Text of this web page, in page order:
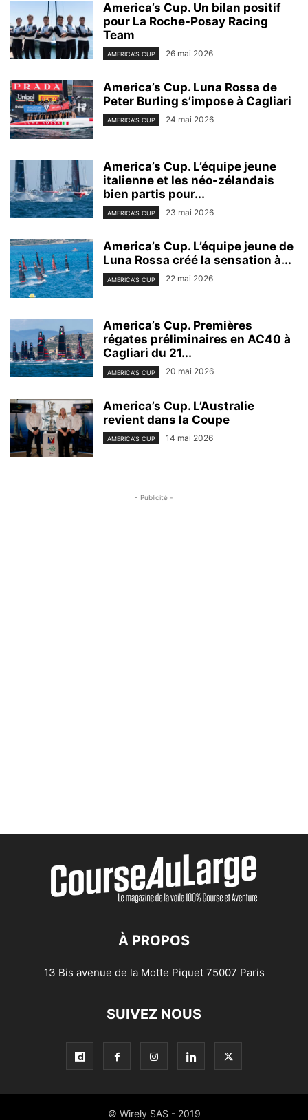
America’s Cup. Un bilan positif
pour La Roche-Posay Racing
Team
AMERICA'S CUP 26 mai 2026
America’s Cup. Luna Rossa de
Peter Burling s’impose à Cagliari
AMERICA'S CUP 24 mai 2026
America’s Cup. L’équipe jeune
italienne et les néo-zélandais
bien partis pour...
AMERICA'S CUP 23 mai 2026
America’s Cup. L’équipe jeune de
Luna Rossa créé la sensation à...
AMERICA'S CUP 22 mai 2026
America’s Cup. Premières
régates préliminaires en AC40 à
Cagliari du 21...
AMERICA'S CUP 20 mai 2026
America’s Cup. L’Australie
revient dans la Coupe
AMERICA'S CUP 14 mai 2026
- Publicité -
À PROPOS
13 Bis avenue de la Motte Piquet 75007 Paris
SUIVEZ NOUS
© Wirely SAS - 2019